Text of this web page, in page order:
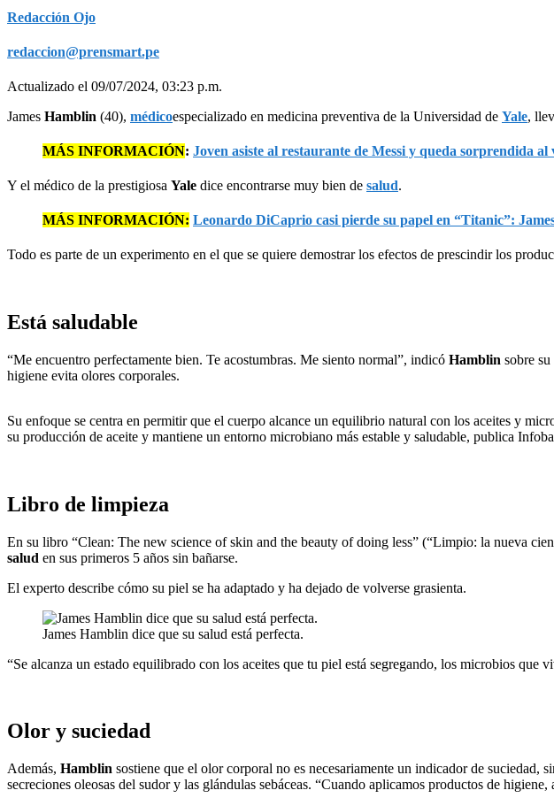
Redacción Ojo
redaccion@prensmart.pe
Actualizado el 09/07/2024, 03:23 p.m.
James Hamblin (40), médicoespecializado en medicina preventiva de la Universidad de Yale,
MÁS INFORMACIÓN: Joven asiste al restaurante de Messi y queda sorprendida al
Y el médico de la prestigiosa Yale dice encontrarse muy bien de salud.
MÁS INFORMACIÓN: Leonardo DiCaprio casi pierde su papel en “Titanic”:
Todo es parte de un experimento en el que se quiere demostrar los efectos de prescindir los
Está saludable
“Me encuentro perfectamente bien. Te acostumbras. Me siento normal”, indicó Hamblin sobre
higiene evita olores corporales.
Su enfoque se centra en permitir que el cuerpo alcance un equilibrio natural con los aceites y
su producción de aceite y mantiene un entorno microbiano más estable y saludable, publica
Libro de limpieza
En su libro “Clean: The new science of skin and the beauty of doing less” (“Limpio: la nueva
salud en sus primeros 5 años sin bañarse.
El experto describe cómo su piel se ha adaptado y ha dejado de volverse grasienta.
James Hamblin dice que su salud está perfecta.
“Se alcanza un estado equilibrado con los aceites que tu piel está segregando, los microbios que
Olor y suciedad
Además, Hamblin sostiene que el olor corporal no es necesariamente un indicador de
secreciones oleosas del sudor y las glándulas sebáceas. “Cuando aplicamos productos de